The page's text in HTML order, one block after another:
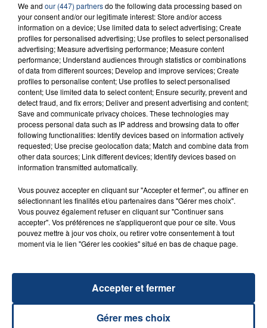
20 juillet 2026
UNE ADOLESCENTE DEVANT SE FAIRE
OPÉRER DE LA CHEVILLE RESSORT DE LA...
La famille a porté plainte contre la clinique qui a
reconnu sa responsabilité et présenté ses
excuses.
TITRES DIFFUSÉS
20h10
20h10
We and our (447) partnersdo the following data processing based on
your consent and/or our legitimate interest: Store and/or access
information on a device; Use limited data to select advertising; Create
profiles for personalised advertising; Use profiles to select personalised
advertising; Measure advertising performance; Measure content
performance; Understand audiences through statistics or combinations
of data from different sources; Develop and improve services; Create
profiles to personalise content; Use profiles to select personalised
content; Use limited data to select content; Ensure security, prevent and
detect fraud, and fix errors; Deliver and present advertising and content;
Save and communicate privacy choices. These technologies may
process personal data such as IP address and browsing data to offer
following functionalities: Identify devices based on information actively
requested; Use precise geolocation data; Match and combine data from
other data sources; Link different devices; Identify devices based on
information transmitted automatically.
Vous pouvez accepter en cliquant sur "Accepter et fermer", ou affiner en
sélectionnant les finalités et/ou partenaires dans "Gérer mes choix".
Vous pouvez également refuser en cliquant sur "Continuer sans
accepter". Vos préférences ne s'appliqueront que pour ce site. Vous
pouvez mettre à jour vos choix, ou retirer votre consentement à tout
moment via le lien "Gérer les cookies" situé en bas de chaque page.
Gérer mes choix
Accepter et fermer